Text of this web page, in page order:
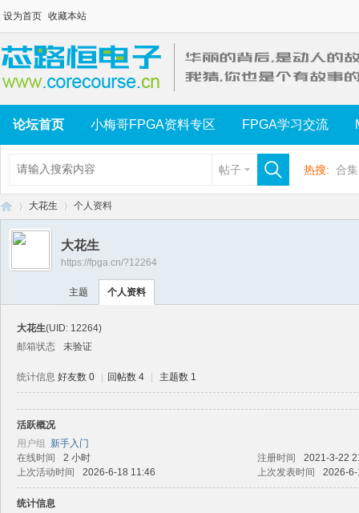
设为首页 收藏本站
论坛首页 小梅哥FPGA资料专区 FPGA学习交流
帖子 热搜: 合集
›
大花生 个人资料
大花生
https://fpga.cn/?12264
主题 个人资料
大花生(UID: 12264)
邮箱状态
未验证
统计信息 好友数 0 回帖数 4 主题数 1
活跃概况
用户组 新手入门
在线时间
2 小时 注册时间
2021-3-22
上次活动时间
2026-6-18 11:46 上次发表时间 2026-
统计信息